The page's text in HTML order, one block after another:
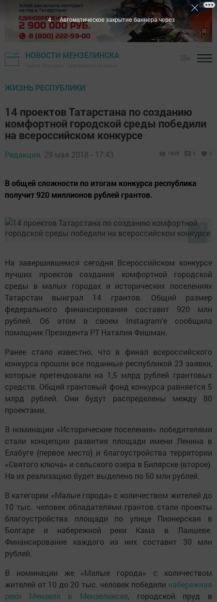
НОВОСТИ МЕНЗЕЛИНСКА
ЖИЗНЬ РЕСПУБЛИКИ
14 проектов Татарстана по созданию
комфортной городской среды победили
на всероссийском конкурсе
Редакция, 29 мая 2018 - 17:43 1905 0 0
В общей сложности по итогам конкурса республика
получит 920 миллионов рублей грантов.
На завершившемся сегодня Всероссийском конкурсе
лучших проектов создания комфортной городской
среды в малых городах и исторических поселениях
Татарстан выиграл 14 грантов. Общий размер
федерального финансирования составит 920 млн
рублей. Об этом в своем Instagram’е сообщила
помощник Президента РТ Наталия Фишман.
Ранее стало известно, что в финал всероссийского
конкурса прошли все поданные республикой 23 заявки,
которые претендовали на 1,5 млрд рублей грантовых
средств. Общий грантовый фонд конкурса равняется 5
млрд рублей. Они будут распределены между 80
проектами.
В номинации «Исторические поселения» победителями
стали концепции развития площади имени Ленина в
Елабуге (первое место) и благоустройства территории
«Святого ключа» и сельского озера в Билярске (второе).
На их реализацию будет выделено по 50 млн рублей.
В категории «Малые города» с количеством жителей до
10 тыс. человек обладателями грантов стали проекты
благоустройства площади по улице Пионерская в
Болгаре и набережной реки Кама в Лаишеве.
Финансирование каждого из них составит 30 млн
рублей.
В номинации же «Малые города» с количеством
жителей от 10 до 20 тыс. человек победили набережная
реки Мензеля в Мензелинске, городской пруд в
3 Автоматическое закрытие баннера через